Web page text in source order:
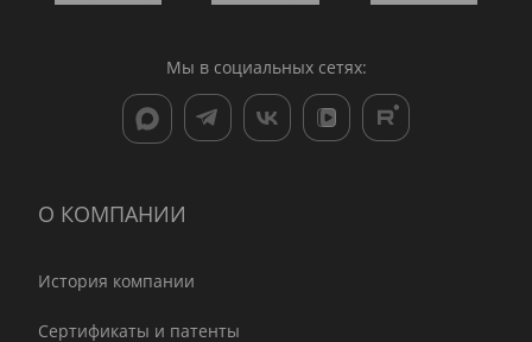
Мы в социальных сетях:
О КОМПАНИИ
История компании
Сертификаты и патенты